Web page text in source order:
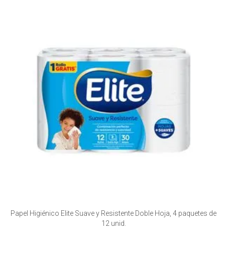
Papel Higiénico Elite Suave y Resistente Doble Hoja, 4 paquetes de
12 unid.